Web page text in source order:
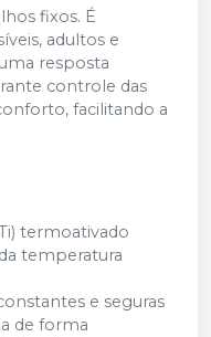
fixos. É
adultos e
resposta
controle das
facilitando a
termoativado
temperatura
e seguras
de forma